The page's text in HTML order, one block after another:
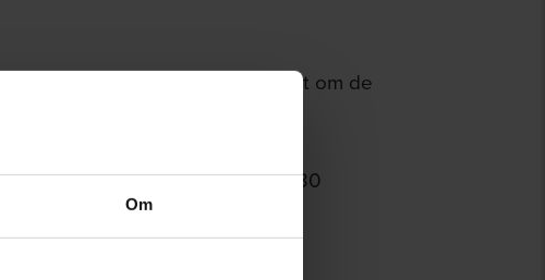
Om
Det skulle vara väldigt positivt om de
påAltingets webbplatstorsdag 30